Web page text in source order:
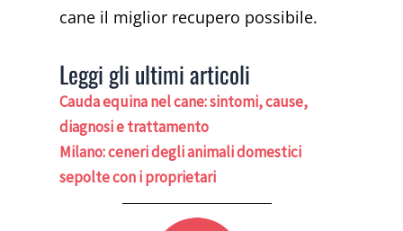
cane il miglior recupero possibile.
Leggi gli ultimi articoli
Cauda equina nel cane: sintomi, cause,
diagnosi e trattamento
Milano: ceneri degli animali domestici
sepolte con i proprietari